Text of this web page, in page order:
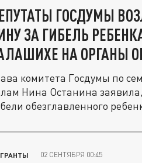
ГОСДУМЫ
ЗА ГИБЕЛЬ
НА ОРГАНЫ
комитета Госдумы по
Нина Останина
обезглавленного
02 СЕНТЯБРЯ 00:45